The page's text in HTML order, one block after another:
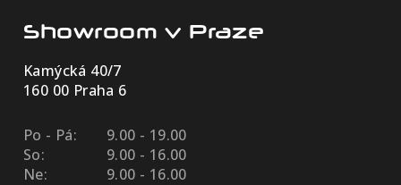
Showroom v Praze
Kamýcká 40/7
160 00 Praha 6
Po - Pá:
9.00 - 19.00
So:
9.00 - 16.00
Ne:
9.00 - 16.00